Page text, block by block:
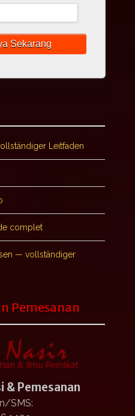
Leitfaden
complet
— vollständiger
Pemesanan
& Pemesanan
SMS: